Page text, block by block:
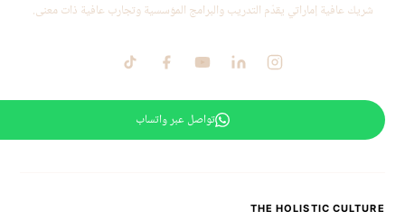
شريك عافية إماراتي يقدّم التدريب والبرامج المؤسسية وتجارب عافية ذات معنى.
تواصل عبر واتساب
THE HOLISTIC CULTURE